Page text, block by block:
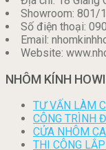
Showroom: 801/
Số điện thoại:
Email:
Website:
NHÔM KÍNH
TƯ VẤN LÀM
CÔNG TRÌNH
CỬA NHÔM
THI CÔNG